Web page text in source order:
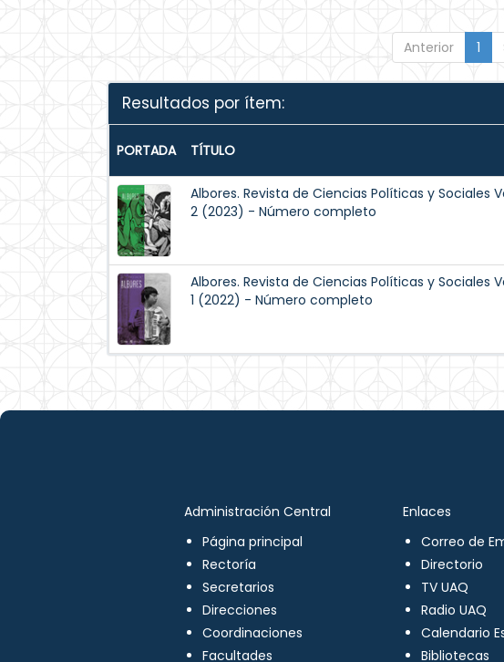
Anterior 1
Resultados por ítem:
PORTADA TÍTULO
Albores. Revista de Ciencias Políticas y Sociales
2 (2023) - Número completo
Albores. Revista de Ciencias Políticas y Sociales
1 (2022) - Número completo
Administración Central
Página principal
Rectoría
Secretarios
Direcciones
Coordinaciones
Facultades
Enlaces
Correo de
Directorio
TV UAQ
Radio UAQ
Calendario
Bibliotecas